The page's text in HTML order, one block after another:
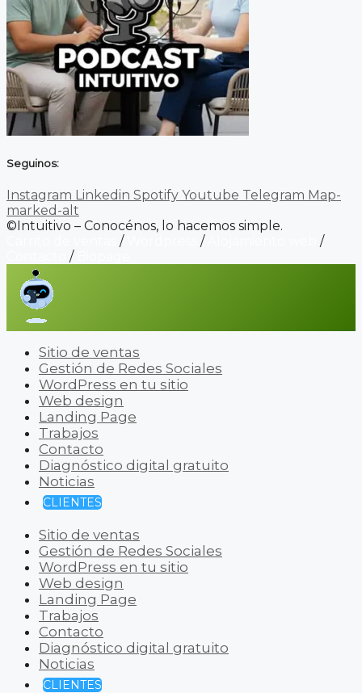
Seguinos:
Instagram Linkedin Spotify Youtube Telegram Map-
marked-alt
©Intuitivo – Conocénos, lo hacemos simple.
/ /
/
/
Sitio de ventas
Gestión de Redes Sociales
WordPress en tu sitio
Web design
Landing Page
Trabajos
Contacto
Diagnóstico digital gratuito
Noticias
CLIENTES
Sitio de ventas
Gestión de Redes Sociales
WordPress en tu sitio
Web design
Landing Page
Trabajos
Contacto
Diagnóstico digital gratuito
Noticias
CLIENTES